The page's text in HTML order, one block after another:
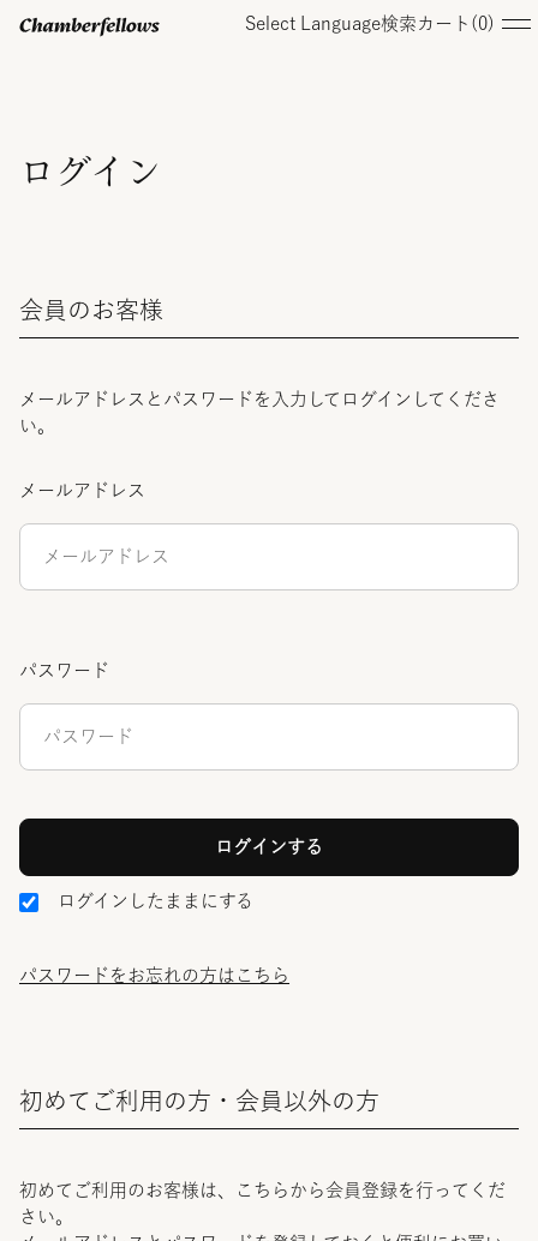
Select Language検索 カート( 0)
コレクション
ログイン
会員のお客様
メールアドレスとパスワードを入力してログインしてくださ
い。
メールアドレス
パスワード
ログインしたままにする
パスワードをお忘れの方はこちら
初めてご利用の方・会員以外の方
初めてご利用のお客様は、こちらから会員登録を行ってくだ
さい。